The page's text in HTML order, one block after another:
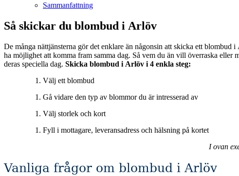
Sammanfattning
Så skickar du blombud i Arlöv
De många nättjänsterna gör det enklare än någonsin att skicka ett
ha möjlighet att komma fram samma dag. Så vem du än vill överraska eller muntra upp så är blombuden en utmärkt tjänst för att förgylla någons vardag eller som en vacker gest för att vara med och fira någon på
deras speciella dag. Skicka blombud i Arlöv i 4 enkla steg:
Välj ett blombud
Gå vidare den typ av blommor du är intresserad av
Välj storlek och kort
Fyll i mottagare, leveransadress och hälsning på kortet
I ovan
Vanliga frågor om blombud i Arlöv